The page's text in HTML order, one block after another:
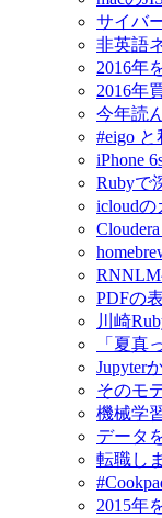
サイバ
非英語
2016年
2016年
今年読
#eigo
iPhone
Rubyで
icloud
PDFの
川崎
「夏真
Jupyter
そのモ
機械学
データ
転職し
2015年